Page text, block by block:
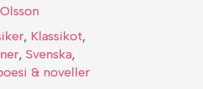
, Klassikot,
, Svenska,
& noveller